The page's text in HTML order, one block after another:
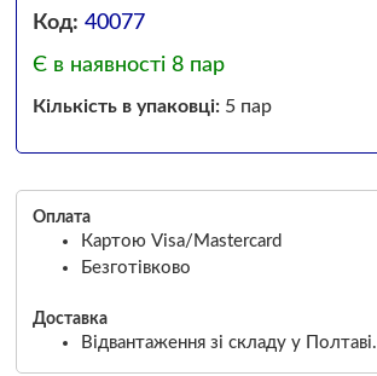
Код: 40077
Є в наявності 8 пар
Кількість в упаковці:5 пар
Оплата
Картою Visa/Mastercard
Безготівково
Доставка
Відвантаження зі складу у Полтаві.